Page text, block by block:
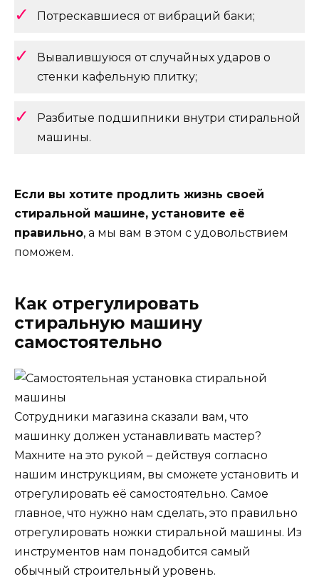
Потрескавшиеся от вибраций баки;
Вывалившуюся от случайных ударов о
стенки кафельную плитку;
Разбитые подшипники внутри стиральной
машины.
Если вы хотите продлить жизнь своей
стиральной машине, установите её
правильно, а мы вам в этом с удовольствием
поможем.
Как отрегулировать
стиральную машину
самостоятельно
Сотрудники магазина сказали вам, что
машинку должен устанавливать мастер?
Махните на это рукой – действуя согласно
нашим инструкциям, вы сможете установить и
отрегулировать её самостоятельно. Самое
главное, что нужно нам сделать, это правильно
отрегулировать ножки стиральной машины. Из
инструментов нам понадобится самый
обычный строительный уровень.